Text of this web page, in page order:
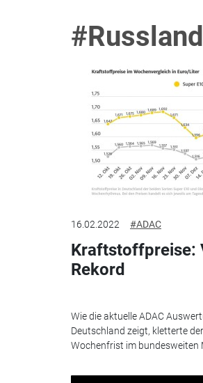
#Russland
16.02.2022 #ADAC
Kraftstoffpreise:
Rekord
Wie die aktuelle ADAC
Deutschland zeigt, kletterte
Wochenfrist im bundesweiten